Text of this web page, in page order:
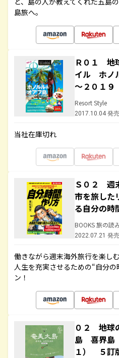
島旅へ。
Ｒ０１ 地
イル ホノ
～２０１９
Resort Style
2017.10.04 発売
当社在庫切れ
Ｓ０２ 週
市を旅した
る自分の時
BOOKS 旅の読
2022.07.21 発売
働きながら週末海外旅行を楽し
人生を充実させるための“自分
ン！
０２ 地球
島 喜界島
１） ５訂